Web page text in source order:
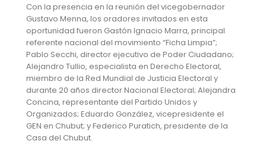
Con la presencia en la reunión del vicegobernador
Gustavo Menna, los oradores invitados en esta
oportunidad fueron Gastón Ignacio Marra, principal
referente nacional del movimiento “Ficha Limpia”;
Pablo Secchi, director ejecutivo de Poder Ciudadano;
Alejandro Tullio, especialista en Derecho Electoral,
miembro de la Red Mundial de Justicia Electoral y
durante 20 años director Nacional Electoral; Alejandra
Concina, representante del Partido Unidos y
Organizados; Eduardo González, vicepresidente el
GEN en Chubut; y Federico Puratich, presidente de la
Casa del Chubut.